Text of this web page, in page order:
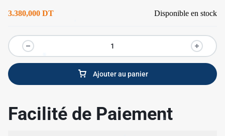
3.380,000 DT Disponible en stock
Ajouter au panier
Facilité de Paiement
✱